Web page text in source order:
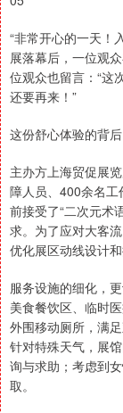
“非常开心的一天！
展落幕后，一位观
位观众也留言：“这
还要再来！”
这份舒心体验的背
主办方上海贸促展
障人员、400余名
前接受了“二次元术
求。为了应对大客
优化展区动线设计
服务设施的细化，
美食餐饮区、临时
外围移动厕所，满
针对特殊天气，展
询与求助；考虑到
取。